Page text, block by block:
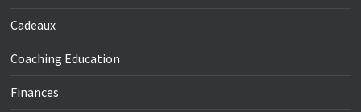
Cadeaux
Coaching Education
Finances